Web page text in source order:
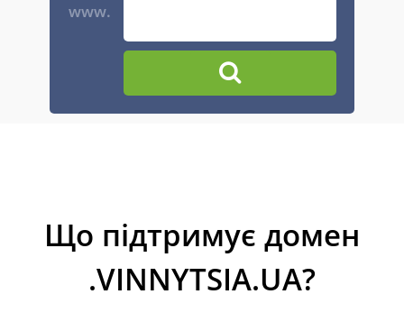
www.
Що підтримує домен
.VINNYTSIA.UA?